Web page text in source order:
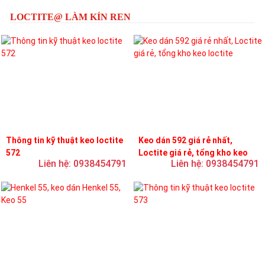
LOCTITE@ LÀM KÍN REN
Thông tin kỹ thuật keo loctite
572
Liên hệ: 0938454791
Keo dán 592 giá rẻ nhất,
Loctite giá rẻ, tổng kho keo
Liên hệ: 0938454791